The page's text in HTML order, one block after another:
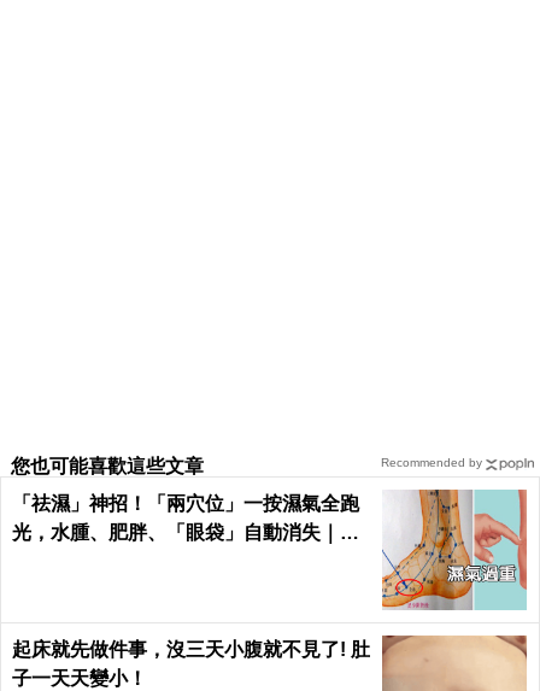
您也可能喜歡這些文章
「祛濕」神招！「兩穴位」一按濕氣全跑
光，水腫、肥胖、「眼袋」自動消失｜每
起床就先做件事，沒三天小腹就不見了! 肚
子一天天變小！
Recommended by